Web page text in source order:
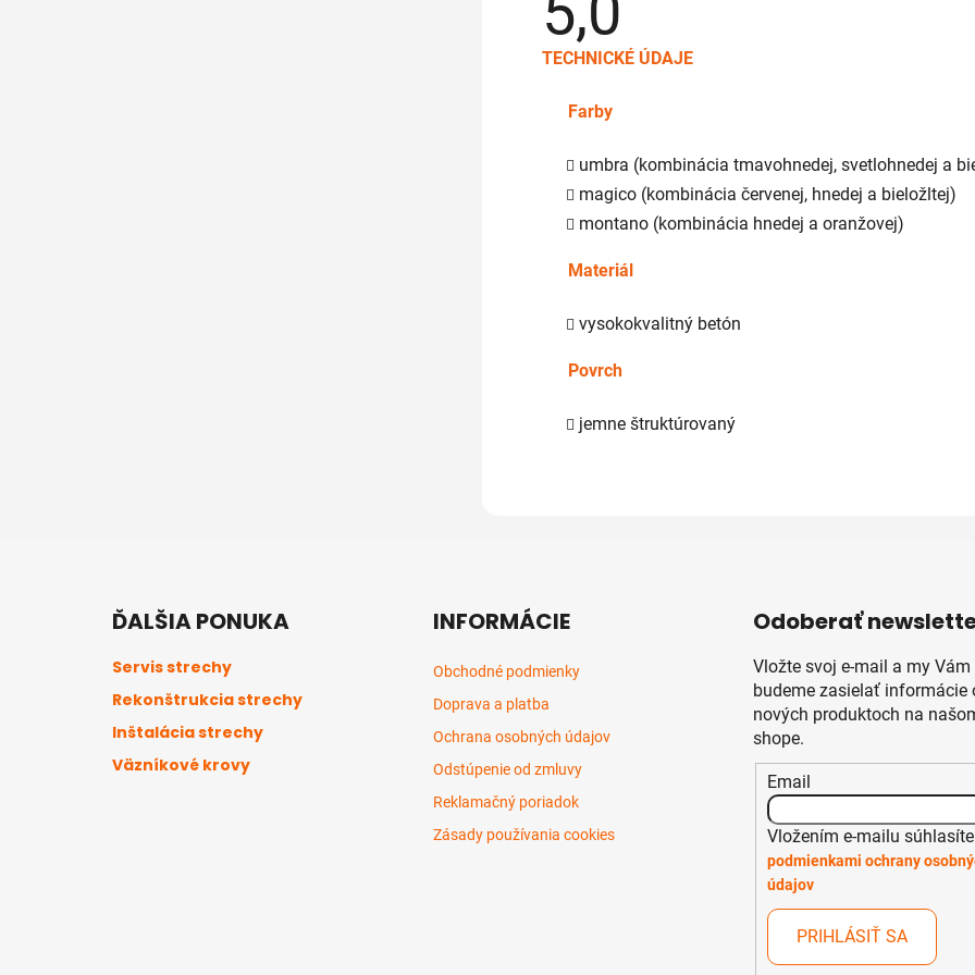
5,0
TECHNICKÉ ÚDAJE
Farby
umbra (kombinácia tmavohnedej, svetlohnedej a
magico (kombinácia červenej, hnedej a bieložltej)
montano (kombinácia hnedej a oranžovej)
Materiál
vysokokvalitný betón
Povrch
jemne štruktúrovaný
ĎALŠIA PONUKA
Servis strechy
Rekonštrukcia strechy
Inštalácia strechy
Väzníkové krovy
INFORMÁCIE
Obchodné podmienky
Doprava a platba
Ochrana osobných údajov
Odstúpenie od zmluvy
Reklamačný poriadok
Zásady používania cookies
Odoberať
Vložte svoj e-mail a my Vám
budeme zasielať informácie
nových produktoch na
shope.
Email
Vložením e-mailu
podmienkami ochrany
údajov
PRIHLÁSIŤ SA